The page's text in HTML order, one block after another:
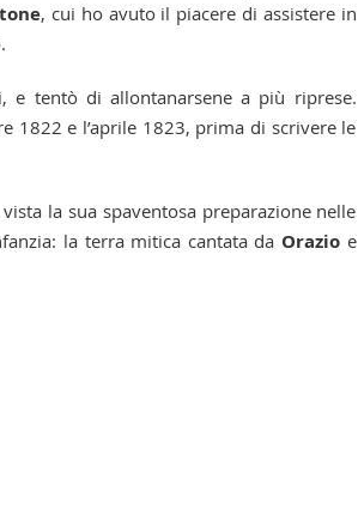
, cui ho avuto il piacere di assistere in
e tentò di allontanarsene a più riprese.
1822 e l’aprile 1823, prima di scrivere le
la sua spaventosa preparazione nelle
la terra mitica cantata da Orazioe